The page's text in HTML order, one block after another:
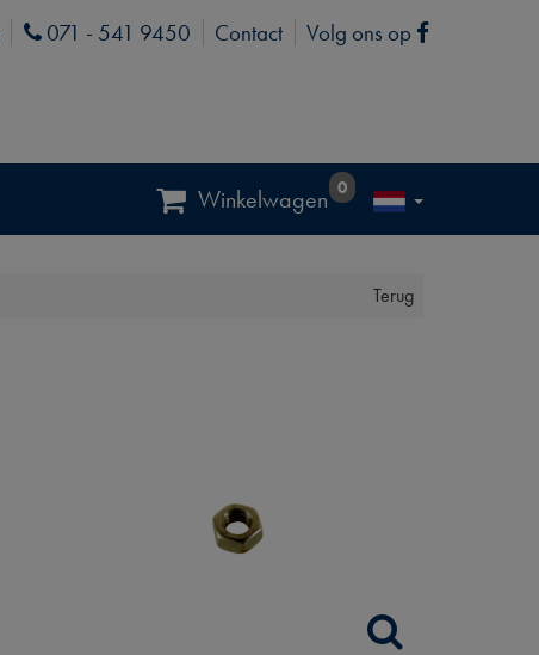
Phone
071 - 541 9450 Contact Volg ons op Facebook
Winkelwagen 0
Terug